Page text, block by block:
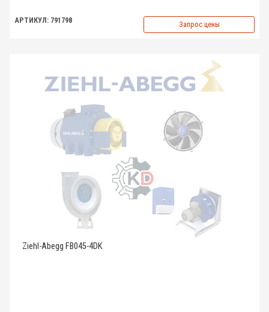
АРТИКУЛ: 791798 Запрос цены
Ziehl-Abegg FB045-4DK